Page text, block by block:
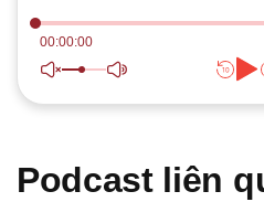
Kinh tế
00:00:00
Podcast liên